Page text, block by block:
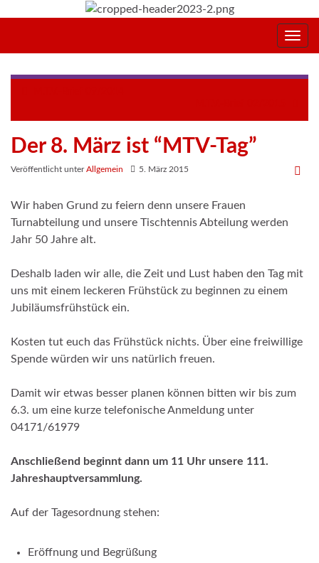
Der 8. März ist “MTV-Tag”
Veröffentlicht unterAllgemein 5. März 2015
Wir haben Grund zu feiern denn unsere Frauen
Turnabteilung und unsere Tischtennis Abteilung werden
Jahr 50 Jahre alt.
Deshalb laden wir alle, die Zeit und Lust haben den Tag mit
uns mit einem leckeren Frühstück zu beginnen zu einem
Jubiläumsfrühstück ein.
Kosten tut euch das Frühstück nichts. Über eine freiwillige
Spende würden wir uns natürlich freuen.
Damit wir etwas besser planen können bitten wir bis zum
6.3. um eine kurze telefonische Anmeldung unter
04171/61979
Anschließend beginnt dann um 11 Uhr unsere 111.
Jahreshauptversammlung.
Auf der Tagesordnung stehen:
Eröffnung und Begrüßung